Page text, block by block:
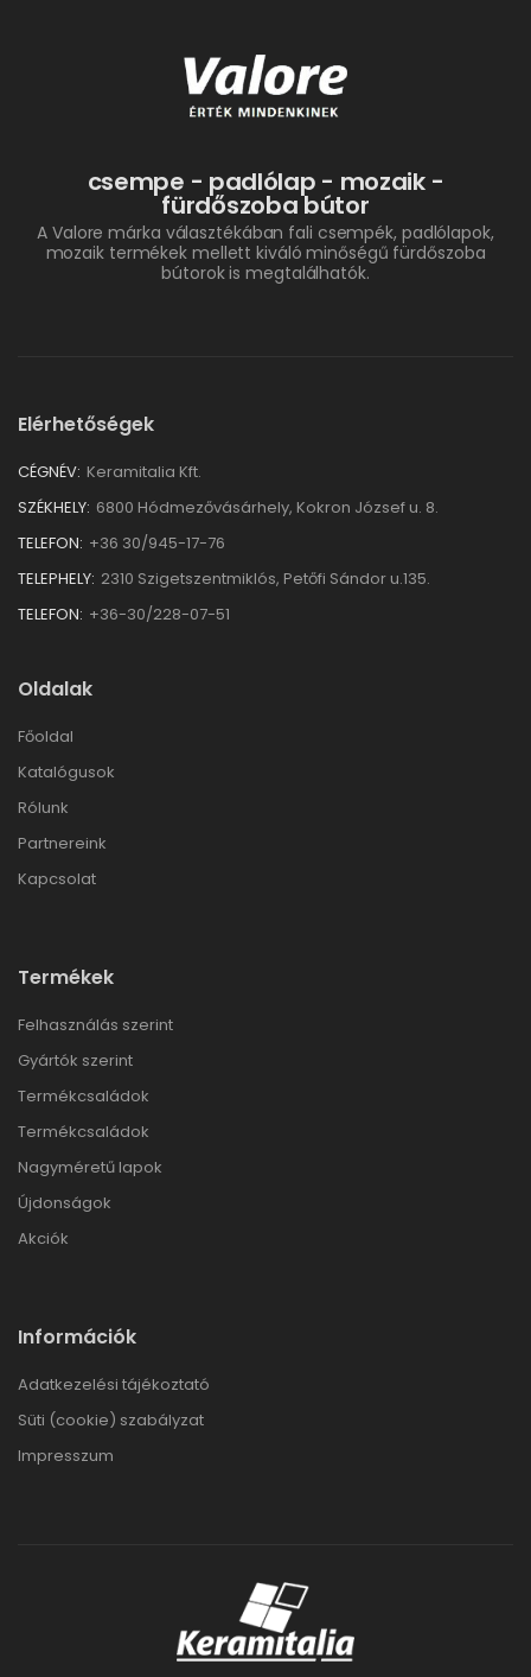
csempe - padlólap - mozaik -
fürdőszoba bútor
A Valore márka választékában fali csempék, padlólapok,
mozaik termékek mellett kiváló minőségű fürdőszoba
bútorok is megtalálhatók.
Elérhetőségek
CÉGNÉV: Keramitalia Kft.
SZÉKHELY: 6800 Hódmezővásárhely, Kokron József u. 8.
TELEFON: +36 30/945-17-76
TELEPHELY: 2310 Szigetszentmiklós, Petőfi Sándor u.135.
TELEFON: +36-30/228-07-51
Oldalak
Főoldal
Katalógusok
Rólunk
Partnereink
Kapcsolat
Termékek
Felhasználás szerint
Gyártók szerint
Termékcsaládok
Termékcsaládok
Nagyméretű lapok
Újdonságok
Akciók
Információk
Adatkezelési tájékoztató
Süti (cookie) szabályzat
Impresszum